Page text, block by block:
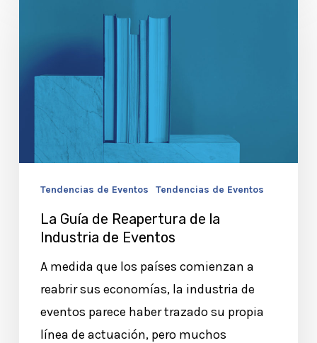
Industria
Tendencias de Eventos Tendencias de Eventos
La Guía de Reapertura de la
Industria de Eventos
A medida que los países comienzan a
reabrir sus economías, la industria de
eventos parece haber trazado su propia
línea de actuación, pero muchos